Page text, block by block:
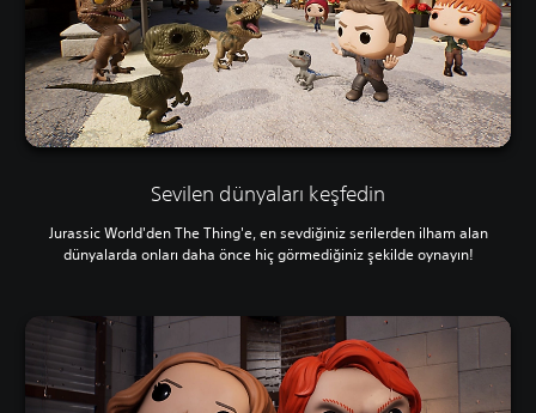
Sevilen dünyaları keşfedin
Jurassic World'den The Thing'e, en sevdiğiniz serilerden ilham alan
dünyalarda onları daha önce hiç görmediğiniz şekilde oynayın!